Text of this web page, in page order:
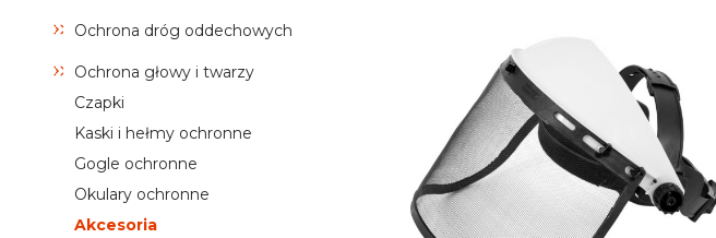
Ochrona dróg oddechowych
Ochrona głowy i twarzy
Czapki
Kaski i hełmy ochronne
Gogle ochronne
Okulary ochronne
Akcesoria